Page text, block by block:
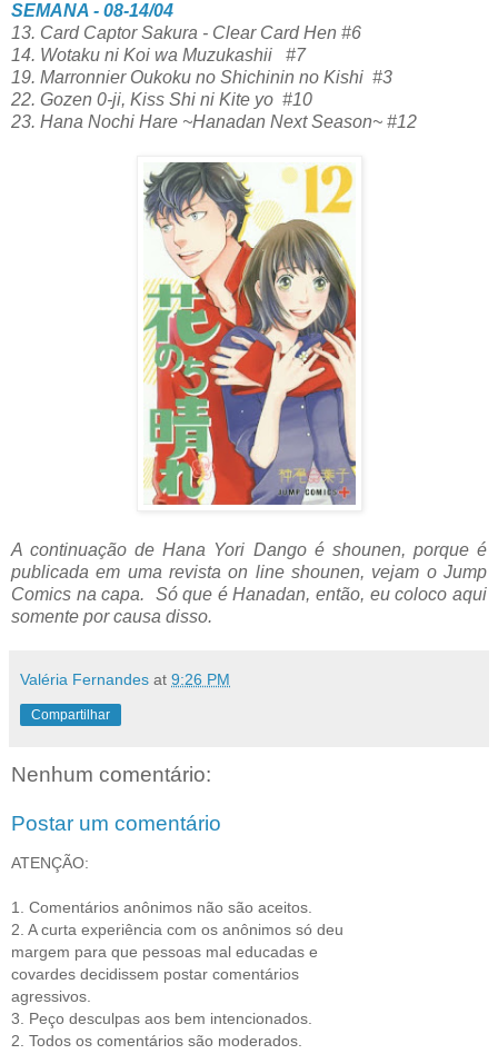
SEMANA - 08-14/04
13. Card Captor Sakura - Clear Card Hen #6
14. Wotaku ni Koi wa Muzukashii #7
19. Marronnier Oukoku no Shichinin no Kishi #3
22. Gozen 0-ji, Kiss Shi ni Kite yo #10
23. Hana Nochi Hare ~Hanadan Next Season~ #12
A continuação de Hana Yori Dango é shounen, porque é
publicada em uma revista on line shounen, vejam o Jump
Comics na capa. Só que é Hanadan, então, eu coloco aqui
somente por causa disso.
Valéria Fernandes at 9:26 PM
Compartilhar
Nenhum comentário:
Postar um comentário
ATENÇÃO:
1. Comentários anônimos não são aceitos.
2. A curta experiência com os anônimos só deu
margem para que pessoas mal educadas e
covardes decidissem postar comentários
agressivos.
3. Peço desculpas aos bem intencionados.
2. Todos os comentários são moderados.